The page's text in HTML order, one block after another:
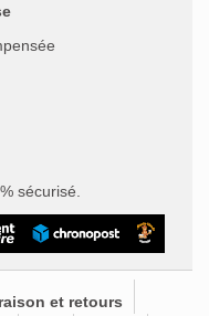
sécurisé.
et retours